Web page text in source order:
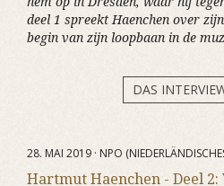
deel 1 spreekt Haenchen over
begin van zijn loopbaan in de
DAS
28. MAI 2019 · NPO
Hartmut Haenchen - Deel 2: